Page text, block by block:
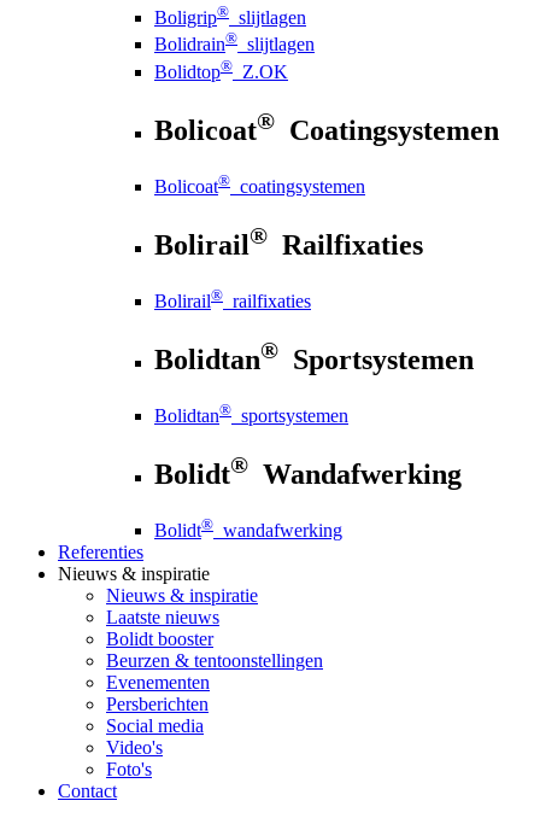
Boligrip® slijtlagen
Bolidrain® slijtlagen
Bolidtop® Z.OK
Bolicoat® Coatingsystemen
Bolicoat® coatingsystemen
Bolirail® Railfixaties
Bolirail® railfixaties
Bolidtan® Sportsystemen
Bolidtan® sportsystemen
Bolidt® Wandafwerking
Bolidt® wandafwerking
Referenties
Nieuws & inspiratie
Nieuws & inspiratie
Laatste nieuws
Bolidt booster
Beurzen & tentoonstellingen
Evenementen
Persberichten
Social media
Video's
Foto's
Contact